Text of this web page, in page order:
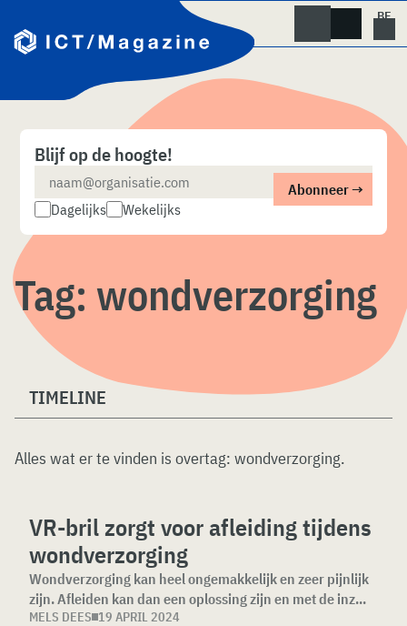
naar
content
Blijf op de hoogte!
Dagelijks Wekelijks
Tag: wondverzorging
TIMELINE
Alles wat er te vinden is overtag: wondverzorging.
VR-bril zorgt voor afleiding tijdens
wondverzorging
Wondverzorging kan heel ongemakkelijk en zeer pijnlijk
zijn. Afleiden kan dan een oplossing zijn en met de inz...
MELS DEES 19 APRIL 2024